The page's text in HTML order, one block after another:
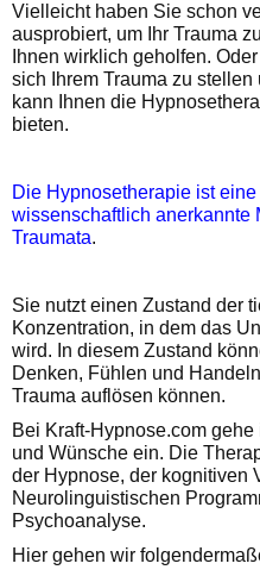
Vielleicht haben Sie schon
ausprobiert, um Ihr Trauma
Ihnen wirklich geholfen.
sich Ihrem Trauma zu
kann Ihnen die
bieten.
Die Hypnosetherapie ist
wissenschaftlich anerkannte
Traumata.
Sie nutzt einen Zustand der
Konzentration, in dem das
wird. In diesem Zustand
Denken, Fühlen und
Trauma auflösen können.
Bei Kraft-Hypnose.com
und Wünsche ein. Die
der Hypnose, der kognitiven
Neurolinguistischen
Psychoanalyse.
Hier gehen wir